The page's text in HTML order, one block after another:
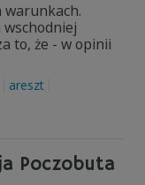
warunkach.
to, że - w opinii
areszt
Poczobuta